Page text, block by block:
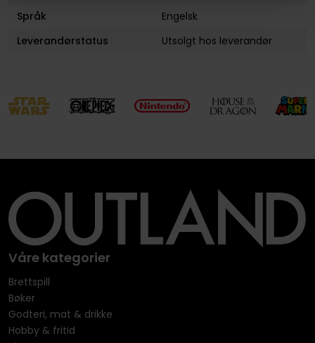
Språk
Engelsk
Leverandørstatus
Utsolgt hos leverandør
Våre kategorier
Brettspill
Bøker
Godteri, mat & drikke
Hobby & fritid